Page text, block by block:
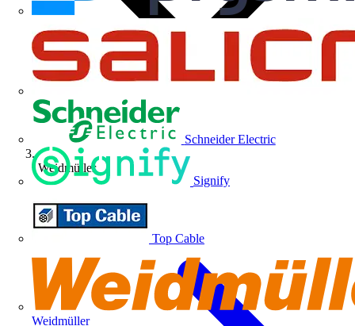
Schneider Electric
Signify
Top Cable
Weidmüller
Weidmüller